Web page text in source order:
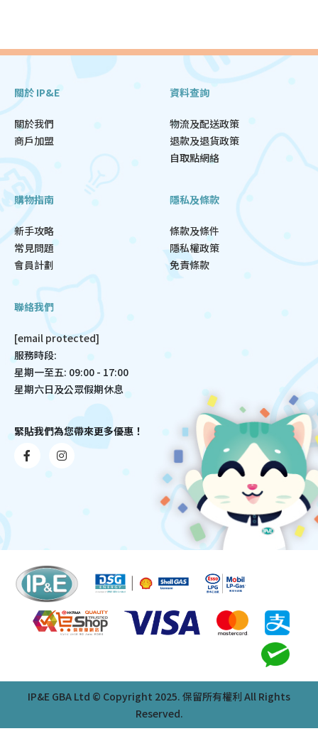
關於 IP&E
關於我們
商戶加盟
資料查詢
物流及配送政策
退款及退貨政策
自取點網絡
購物指南
新手攻略
常見問題
會員計劃
隱私及條款
條款及條件
隱私權政策
免責條款
聯絡我們
[email protected]
服務時段:
星期一至五: 09:00 - 17:00
星期六日及公眾假期休息
緊貼我們為您帶來更多優惠！
IP&E GBA Ltd © Copyright 2025. 保留所有權利 All Rights
Reserved.